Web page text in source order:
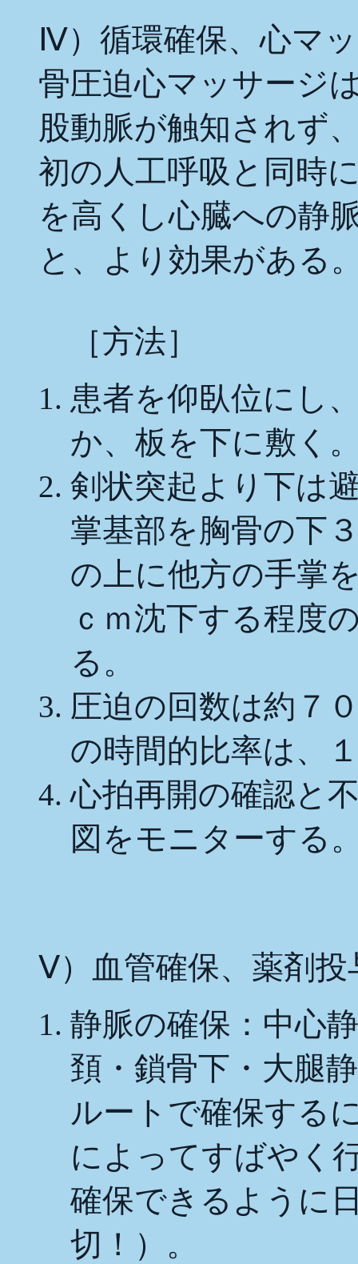
Ⅳ）循環確保、心マ
骨圧迫心マッサージ
股動脈が触知されず
初の人工呼吸と同時
を高くし心臓への静
と、より効果がある
［方法］
患者を仰臥位にし
か、板を下に敷く
剣状突起より下は
掌基部を胸骨の下
の上に他方の手掌
ｃｍ沈下する程度
る。
圧迫の回数は約７
の時間的比率は、
心拍再開の確認と
図をモニターする
Ⅴ）
血管確保、薬剤投
静脈の確保：中心
頚・鎖骨下・大腿
ルートで確保する
によってすばやく
確保できるように
切！）。